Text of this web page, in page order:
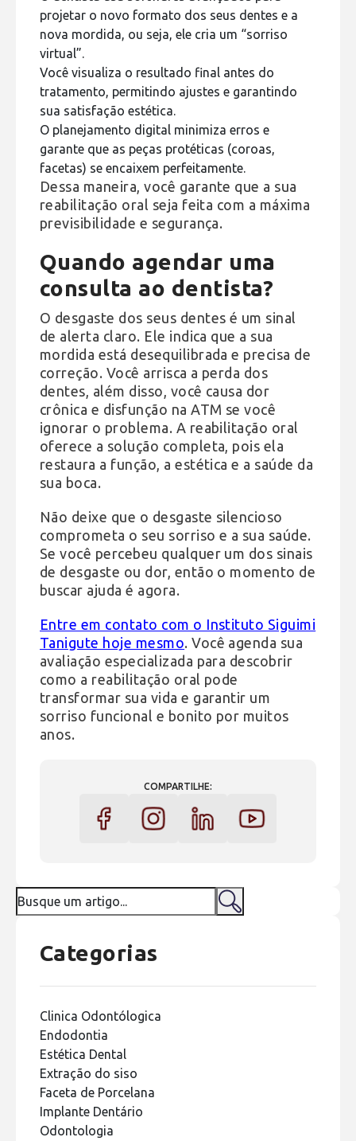
Categorias
Clinica Odontólogica
Endodontia
Estética Dental
Extração do siso
Faceta de Porcelana
Implante Dentário
Odontologia
projetar o novo formato dos seus dentes e a
nova mordida, ou seja, ele cria um “sorriso
virtual”.
Você visualiza o resultado final antes do
tratamento, permitindo ajustes e garantindo
sua satisfação estética.
O planejamento digital minimiza erros e
garante que as peças protéticas (coroas,
facetas) se encaixem perfeitamente.
Dessa maneira, você garante que a sua
reabilitação oral seja feita com a máxima
previsibilidade e segurança.
Quando agendar uma
consulta ao dentista?
O desgaste dos seus dentes é um sinal
de alerta claro. Ele indica que a sua
mordida está desequilibrada e precisa de
correção. Você arrisca a perda dos
dentes, além disso, você causa dor
crônica e disfunção na ATM se você
ignorar o problema. A reabilitação oral
oferece a solução completa, pois ela
restaura a função, a estética e a saúde da
sua boca.
Não deixe que o desgaste silencioso
comprometa o seu sorriso e a sua saúde.
Se você percebeu qualquer um dos sinais
de desgaste ou dor, então o momento de
buscar ajuda é agora.
Entre em contato com o Instituto Siguimi
Tanigute hoje mesmo. Você agenda sua
avaliação especializada para descobrir
como a reabilitação oral pode
transformar sua vida e garantir um
sorriso funcional e bonito por muitos
anos.
COMPARTILHE: